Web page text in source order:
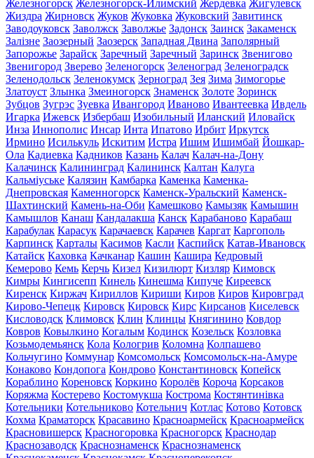
Железногорск Железногорск-Илимский Жердевка Жигулевск
Жиздра Жирновск Жуков Жуковка Жуковский Завитинск
Заводоуковск Заволжск Заволжье Задонск Заинск Закаменск
Залізне Заозерный Заозерск Западная Двина Заполярный
Запорожье Зарайск Заречный Заречный Заринск Звенигово
Звенигород Зверево Зеленогорск Зеленоград Зеленоградск
Зеленодольск Зеленокумск Зерноград Зея Зима Зимогорье
Златоуст Злынка Змеиногорск Знаменск Золоте Зоринск
Зубцов Зугрэс Зуевка Ивангород Иваново Ивантеевка Ивдель
Игарка Ижевск Избербаш Изобильный Иланский Иловайск
Инза Иннополис Инсар Инта Ипатово Ирбит Иркутск
Ирмино Исилькуль Искитим Истра Ишим Ишимбай Йошкар-
Ола Кадиевка Кадников Казань Калач Калач-на-Дону
Калачинск Калининград Калининск Калтан Калуга
Кальміуське Калязин Камбарка Каменка Каменка-
Днепровская Каменногорск Каменск-Уральский Каменск-
Шахтинский Камень-на-Оби Камешково Камызяк Камышин
Камышлов Канаш Кандалакша Канск Карабаново Карабаш
Карабулак Карасук Карачаевск Карачев Каргат Каргополь
Карпинск Карталы Касимов Касли Каспийск Катав-Ивановск
Катайск Каховка Качканар Кашин Кашира Кедровый
Кемерово Кемь Керчь Кизел Кизилюрт Кизляр Кимовск
Кимры Кингисепп Кинель Кинешма Кипуче Киреевск
Киренск Киржач Кириллов Кириши Киров Киров Кировград
Кирово-Чепецк Кировск Кировск Кирс Кирсанов Киселевск
Кисловодск Климовск Клин Клинцы Княгинино Ковдор
Ковров Ковылкино Когалым Кодинск Козельск Козловка
Козьмодемьянск Кола Кологрив Коломна Колпашево
Кольчугино Коммунар Комсомольск Комсомольск-на-Амуре
Конаково Кондопога Кондрово Константиновск Копейск
Кораблино Кореновск Коркино Королёв Короча Корсаков
Коряжма Костерево Костомукша Кострома Костянтинівка
Котельники Котельниково Котельнич Котлас Котово Котовск
Кохма Краматорск Красавино Красноармейск Красноармейск
Красновишерск Красногоровка Красногорск Краснодар
Краснозаводск Краснознаменск Краснознаменск